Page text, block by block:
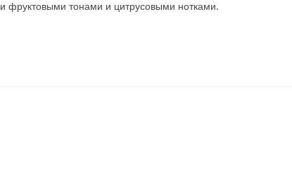
фруктовыми тонами и цитрусовыми нотками.